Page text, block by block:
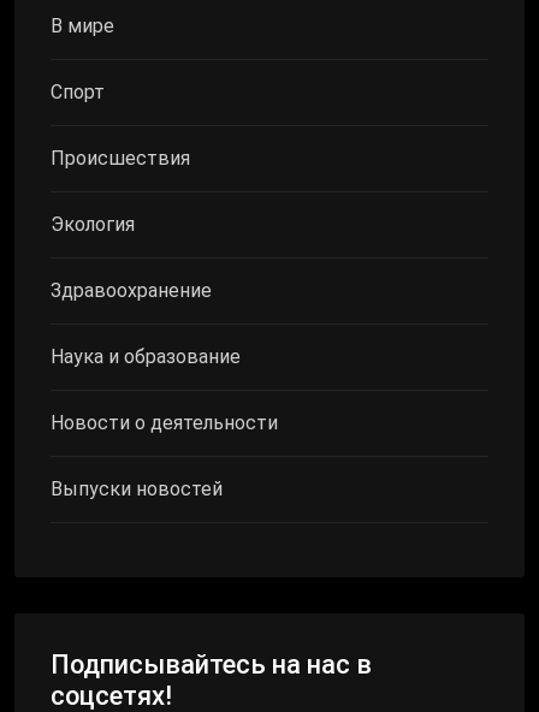
В мире
Спорт
Происшествия
Экология
Здравоохранение
Наука и образование
Новости о деятельности
Выпуски новостей
Подписывайтесь на нас в
соцсетях!